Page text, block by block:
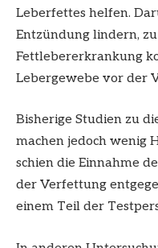
Leberfettes helfen.
Entzündung lindern,
Fettlebererkrankung
Lebergewebe vor der
Bisherige Studien zu
machen jedoch wenig
schien die Einnahme
der Verfettung
einem Teil der